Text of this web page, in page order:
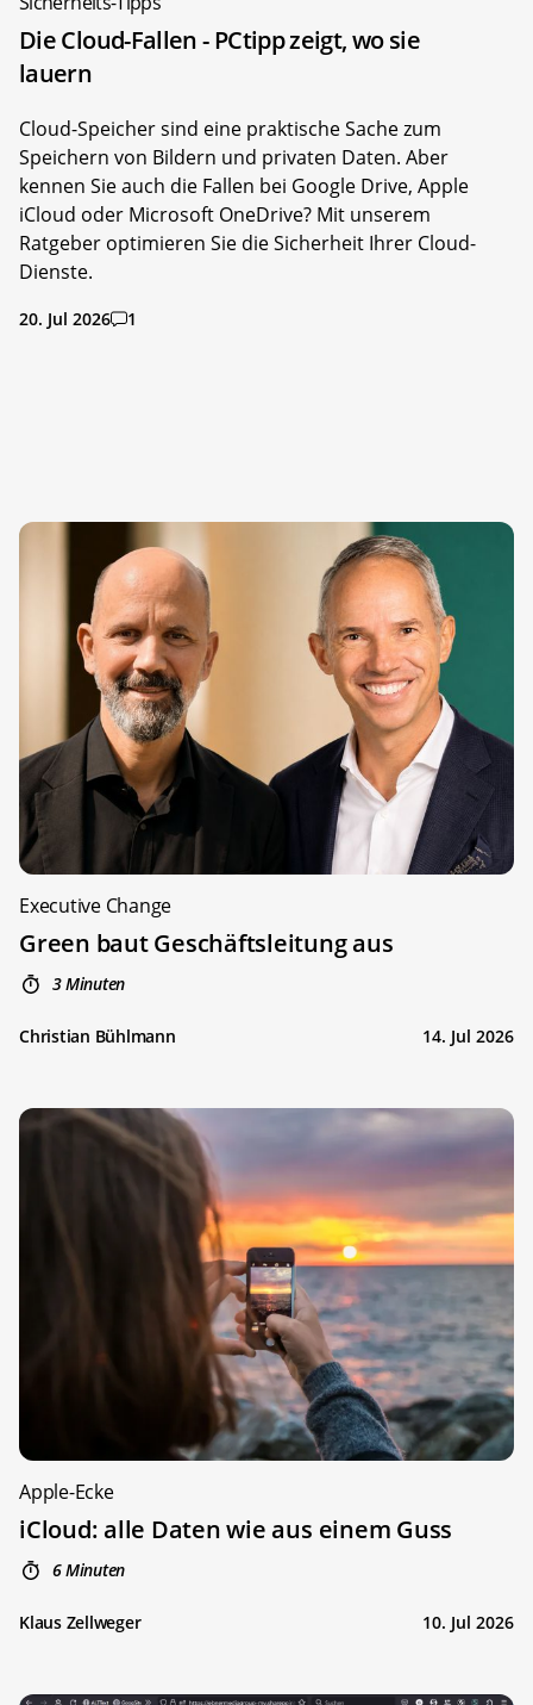
Die Cloud-Fallen - PCtipp zeigt, wo sie
lauern
Cloud-Speicher sind eine praktische Sache zum
Speichern von Bildern und privaten Daten. Aber
kennen Sie auch die Fallen bei Google Drive, Apple
iCloud oder Microsoft OneDrive? Mit unserem
Ratgeber optimieren Sie die Sicherheit Ihrer Cloud-
Dienste.
20. Jul 2026 1
Executive Change
Green baut Geschäftsleitung aus
3 Minuten
Christian Bühlmann 14. Jul 2026
Apple-Ecke
iCloud: alle Daten wie aus einem Guss
6 Minuten
Klaus Zellweger 10. Jul 2026